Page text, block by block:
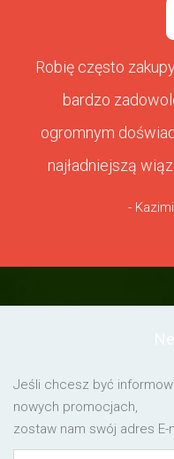
Robię często
bardzo
ogromnym
najładniejszą
-
Jeśli chcesz być
nowych promocjach,
zostaw nam swój adres E-